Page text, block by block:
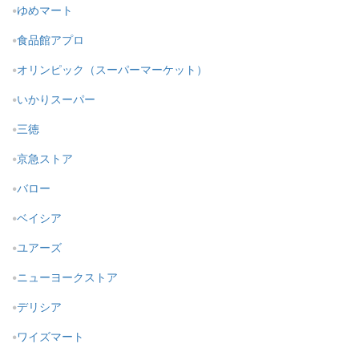
ゆめマート
食品館アプロ
オリンピック（スーパーマーケット）
いかりスーパー
三徳
京急ストア
バロー
ベイシア
ユアーズ
ニューヨークストア
デリシア
ワイズマート